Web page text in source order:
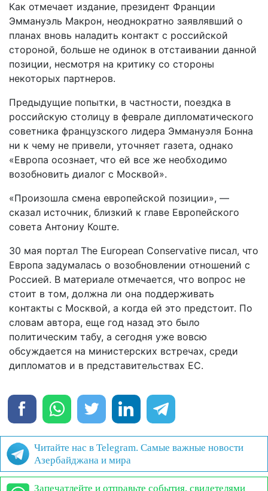
Как отмечает издание, президент Франции
Эммануэль Макрон, неоднократно заявлявший о
планах вновь наладить контакт с российской
стороной, больше не одинок в отстаивании данной
позиции, несмотря на критику со стороны
некоторых партнеров.
Предыдущие попытки, в частности, поездка в
российскую столицу в феврале дипломатического
советника французского лидера Эммануэля Бонна
ни к чему не привели, уточняет газета, однако
«Европа осознает, что ей все же необходимо
возобновить диалог с Москвой».
«Произошла смена европейской позиции», —
сказал источник, близкий к главе Европейского
совета Антониу Коште.
30 мая портал The European Conservative писал, что
Европа задумалась о возобновлении отношений с
Россией. В материале отмечается, что вопрос не
стоит в том, должна ли она поддерживать
контакты с Москвой, а когда ей это предстоит. По
словам автора, еще год назад это было
политическим табу, а сегодня уже вовсю
обсуждается на министерских встречах, среди
дипломатов и в представительствах ЕС.
Читайте нас в Telegram. Самые важные новости
Азербайджана и мира
Запечатлейте и отправьте события, свидетелями